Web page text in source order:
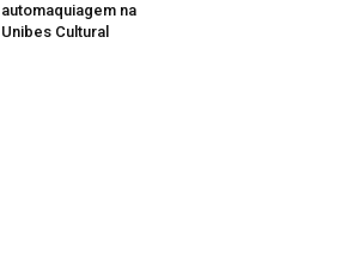
automaquiagem na
Unibes Cultural